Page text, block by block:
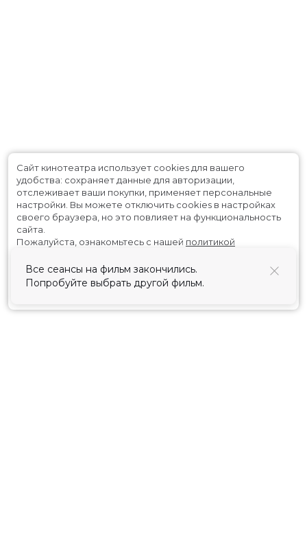
Все сеансы на фильм закончились.
Попробуйте выбрать другой фильм.
Сайт кинотеатра использует cookies для вашего
удобства: сохраняет данные для авторизации,
отслеживает ваши покупки, применяет персональные
настройки. Вы можете отключить cookies в настройках
своего браузера, но это повлияет на функциональность
сайта.
Пожалуйста, ознакомьтесь с нашей политикой
Принять